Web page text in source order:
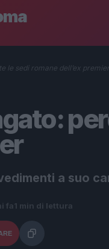
le sedi romane dell’ex premier
a suo
fa 1 min di lettura